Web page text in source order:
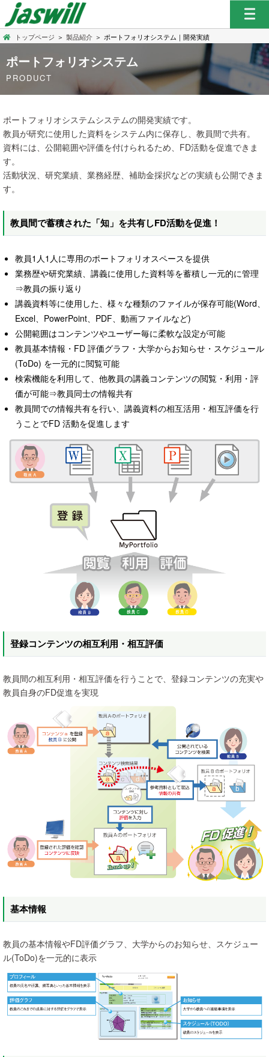
トップページ ＞ 製品紹介 ＞ ポートフォリオシステム｜開発実績
ポートフォリオシステム
PRODUCT
ポートフォリオシステムシステムの開発実績です。
教員が研究に使用した資料をシステム内に保存し、教員間で共有。
資料には、公開範囲や評価を付けられるため、FD活動を促進できま
す。
活動状況、研究業績、業務経歴、補助金採択などの実績も公開できま
す。
教員間で蓄積された「知」を共有しFD活動を促進！
教員1人1人に専用のポートフォリオスペースを提供
業務歴や研究業績、講義に使用した資料等を蓄積し一元的に管理
⇒教員の振り返り
講義資料等に使用した、様々な種類のファイルが保存可能(Word、
Excel、PowerPoint、PDF、動画ファイルなど)
公開範囲はコンテンツやユーザー毎に柔軟な設定が可能
教員基本情報・FD 評価グラフ・大学からお知らせ・スケジュール
(ToDo) を一元的に閲覧可能
検索機能を利用して、他教員の講義コンテンツの閲覧・利用・評
価が可能⇒教員同士の情報共有
教員間での情報共有を行い、講義資料の相互活用・相互評価を行
うことでFD 活動を促進します
登録コンテンツの相互利用・相互評価
教員間の相互利用・相互評価を行うことで、登録コンテンツの充実や
教員自身のFD促進を実現
基本情報
教員の基本情報やFD評価グラフ、大学からのお知らせ、スケジュー
ル(ToDo)を一元的に表示